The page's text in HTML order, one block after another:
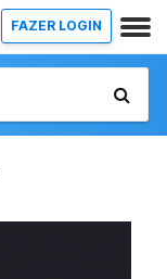
FAZER LOGIN